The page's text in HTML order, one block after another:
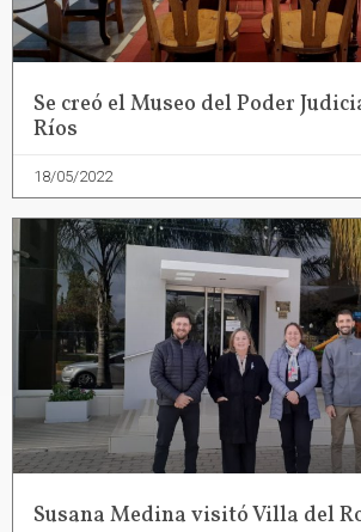
Se creó el Museo del Poder
Ríos
18/05/2022
Susana Medina visitó Villa del